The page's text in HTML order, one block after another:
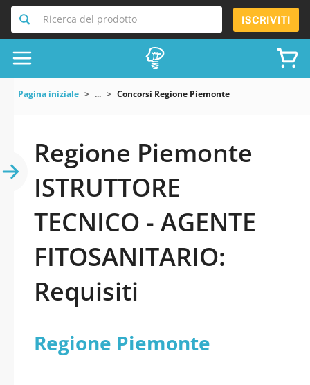
Ricerca del prodotto ISCRIVITI
Pagina iniziale ... Concorsi Regione Piemonte
Regione Piemonte
ISTRUTTORE
TECNICO - AGENTE
FITOSANITARIO:
Requisiti
Regione Piemonte